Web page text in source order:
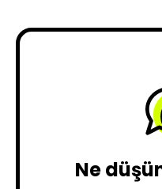
Ne